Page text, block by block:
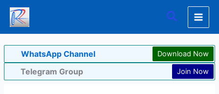
Skip
content
Search
WhatsApp Channel Download Now
Telegram Group Join Now